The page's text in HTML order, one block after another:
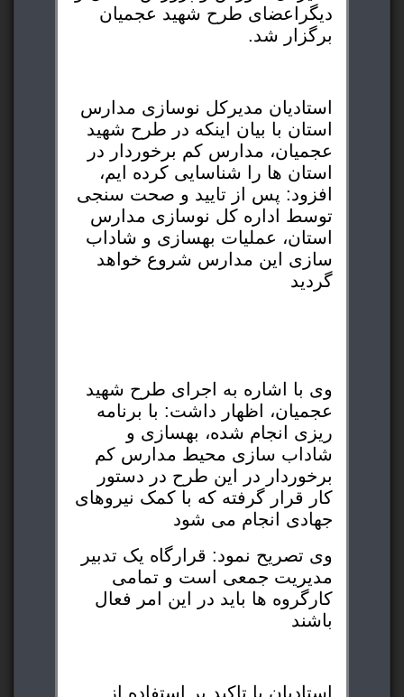
دیگراعضای طرح شهید عجمیان
برگزار شد.
استادیان مدیرکل نوسازی مدارس
استان با بیان اینکه در طرح شهید
عجمیان، مدارس کم برخوردار در
استان ها را شناسایی کرده ایم،
افزود: پس از تایید و صحت سنجی
توسط اداره کل نوسازی مدارس
استان، عملیات بهسازی و شاداب
سازی این مدارس شروع خواهد
گردید
وی با اشاره به اجرای طرح شهید
عجمیان، اظهار داشت: با برنامه
ریزی انجام شده، بهسازی و
شاداب سازی محیط مدارس کم
برخوردار در این طرح در دستور
کار قرار گرفته که با کمک نیرو‌های
جهادی انجام می شود
وی تصریح نمود: قرارگاه یک تدبیر
مدیریت جمعی است و تمامی
کارگروه ها باید در این امر فعال
باشند
استادیان با تاکید بر استفاده از